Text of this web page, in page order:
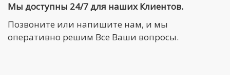
Мы доступны 24/7 для наших Клиентов.
Позвоните или напишите нам, и мы
оперативно решим Все Ваши вопросы.